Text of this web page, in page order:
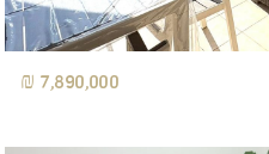
7,890,000 ₪